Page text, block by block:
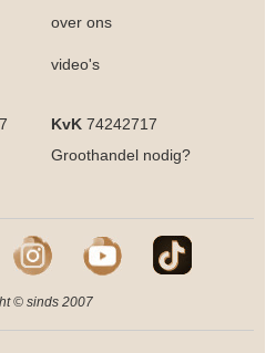
over ons
video's
KvK 74242717
Groothandel nodig?
© sinds 2007